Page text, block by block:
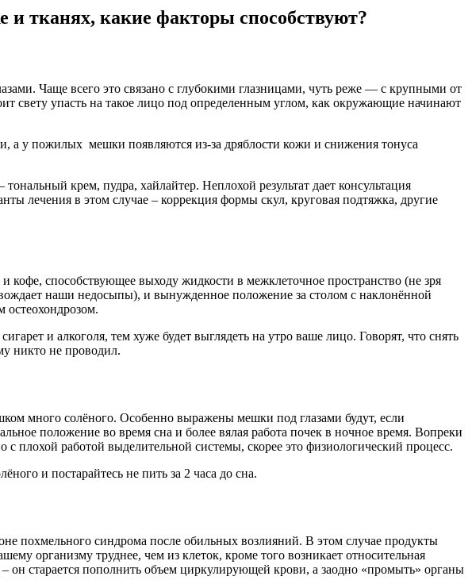
тканях, какие факторы способствуют?
Чаще всего это связано с глубокими глазницами, чуть реже — с крупными от
свету упасть на такое лицо под определенным углом, как окружающие начинают
а у пожилых мешки появляются из-за дряблости кожи и снижения тонуса
крем, пудра, хайлайтер. Неплохой результат дает консультация
лечения в этом случае – коррекция формы скул, круговая подтяжка, другие
способствующее выходу жидкости в межклеточное пространство (не зря
наши недосыпы), и вынужденное положение за столом с наклонённой
остеохондрозом.
и алкоголя, тем хуже будет выглядеть на утро ваше лицо. Говорят, что снять
никто не проводил.
много солёного. Особенно выражены мешки под глазами будут, если
положение во время сна и более вялая работа почек в ночное время. Вопреки
плохой работой выделительной системы, скорее это физиологический процесс.
и постарайтесь не пить за 2 часа до сна.
похмельного синдрома после обильных возлияний. В этом случае продукты
организму труднее, чем из клеток, кроме того возникает относительная
старается пополнить объем циркулирующей крови, а заодно «промыть» органы